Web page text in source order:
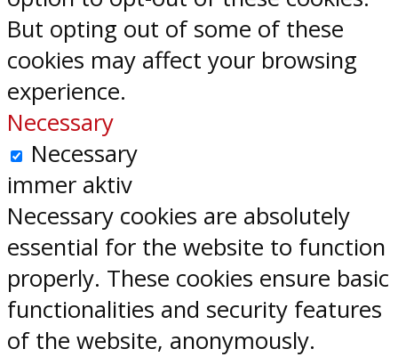
But opting out of some of these
cookies may affect your browsing
experience.
Necessary
Necessary
immer aktiv
Necessary cookies are absolutely
essential for the website to function
properly. These cookies ensure basic
functionalities and security features
of the website, anonymously.